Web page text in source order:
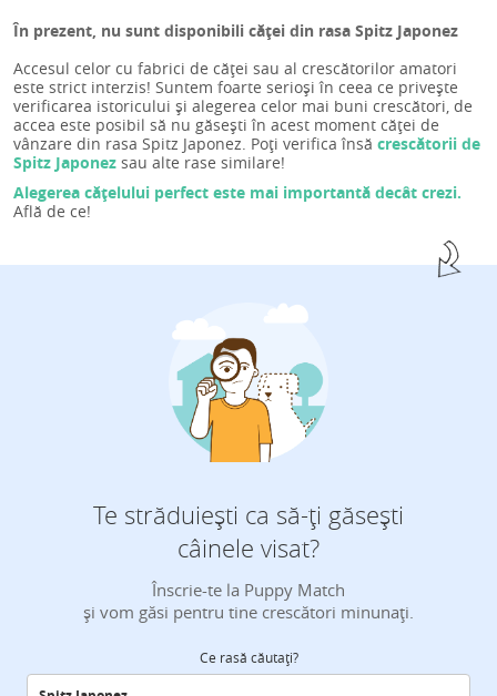
În prezent, nu sunt disponibili căței din rasa Spitz Japonez
Accesul celor cu fabrici de căței sau al crescătorilor amatori
este strict interzis! Suntem foarte serioși în ceea ce privește
verificarea istoricului și alegerea celor mai buni crescători, de
accea este posibil să nu găsești în acest moment căței de
vânzare din rasa Spitz Japonez. Poți verifica însă crescătorii de
Spitz Japonez sau alte rase similare!
Alegerea cățelului perfect este mai importantă decât crezi.
Află de ce!
Te străduiești ca să-ți găsești
câinele visat?
Înscrie-te la Puppy Match
și vom găsi pentru tine crescători minunați.
Ce rasă căutați?